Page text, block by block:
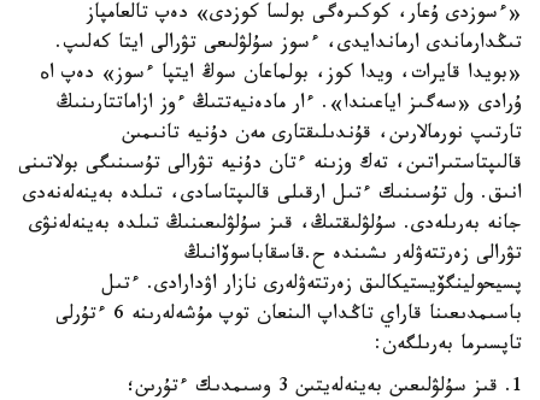
«ءسوزدى ۇعار، كوكىرەگى بولسا كوزدى» دەپ تالعامپاز
تىڭدارماندى ارماندايدى، ءسوز سۇلۋلىعى تۋرالى ايتا كەلىپ.
«بويدا قايرات، ويدا كوز، بولماعان سوڭ ايتپا ءسوز» دەپ اه
ۇرادى «سەگىز اياعىندا». ءار مادەنيەتتىڭ ءوز ازاماتتارىنىڭ
تارتىپ نورمالارىن، قۇندىلىقتارى مەن دۇنيە تانىمىن
قالىپتاستىراتىن، تەك وزىنە ءتان دۇنيە تۋرالى تۇسىنىگى بولاتىنى
انىق. ول تۇسىنىك ءتىل ارقىلى قالىپتاسادى، تىلدە بەينەلەنەدى
جانە بەرىلەدى. سۇلۋلىقتىڭ، قىز سۇلۋلىعىنىڭ تىلدە بەينەلەنۋى
تۋرالى زەرتتەۋلەر ىشىندە ح.قاسقاباسوۆانىڭ
پسيحولينگۆيستيكالىق زەرتتەۋلەرى نازار اۋدارادى. ءتىل
باسىمدىعىنا قاراي تاڭداپ الىنعان توپ مۇشەلەرىنە 6 ءتۇرلى
تاپسىرما بەرىلگەن:
1. قىز سۇلۋلىعىن بەينەلەيتىن 3 وسىمدىك ءتۇرىن؛